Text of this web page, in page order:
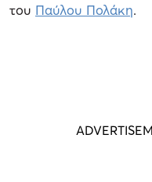
του Παύλου Πολάκη.